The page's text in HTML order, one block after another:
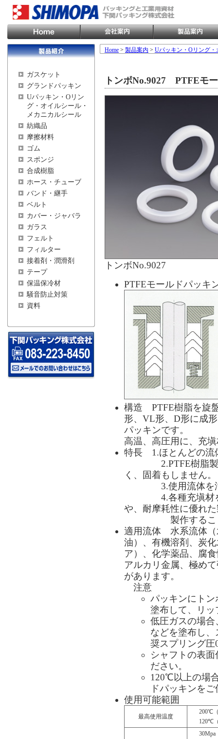
ガスケット
グランドパッキン
Uパッキン・Oリン
グ・オイルシール・
メカニカルシール
紡織品
摩擦材料
ゴム
スポンジ
合成樹脂
ホース・チューブ
バンド・継手
ベルト
カバー・ジャバラ
ガラス
フェルト
フィルター
接着剤・潤滑剤
テープ
保温保冷材
騒音防止対策
資料
Home > 製品案内 > Uパッキン・Oリング
トンボNo.9027 PTFEモ
トンボNo.9027
PTFEモールドパッキ
構造 PTFE樹脂を旋
形、VL形、D形に成
パッキンです。
高温、高圧用に、充
特長 1.ほとんどの流
2.PTFE樹脂製の
く、固着もしません。
3.使用流体を汚
4.各種充塡材を使
や、耐摩耗性に優れ
製作すること
適用流体 水系流体（
油）、有機溶剤、炭
ア）、化学薬品、腐
アルカリ金属、極め
があります。
注意
パッキンにトン
塗布して、リ
低圧ガスの場合
などを塗布し
奨スプリング圧
シャフトの表
ださい。
120℃以上の場
ドパッキンを
使用可能範囲
最高使用温度
200℃
120℃
30Mpa